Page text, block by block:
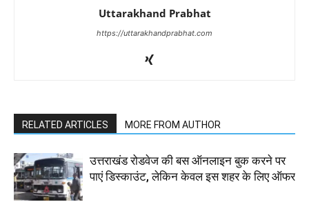
Uttarakhand Prabhat
https://uttarakhandprabhat.com
RELATED ARTICLES MORE FROM AUTHOR
उत्तराखंड रोडवेज की बस ऑनलाइन बुक करने पर
पाएं डिस्काउंट, लेकिन केवल इस शहर के लिए ऑफर